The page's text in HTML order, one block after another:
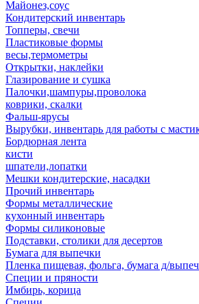
Майонез,соус
Кондитерский инвентарь
Топперы, свечи
Пластиковые формы
весы,термометры
Открытки, наклейки
Глазирование и сушка
Палочки,шампуры,проволока
коврики, скалки
Фальш-ярусы
Вырубки, инвентарь для работы с
Бордюрная лента
кисти
шпатели,лопатки
Мешки кондитерские, насадки
Прочий инвентарь
Формы металлические
кухонный инвентарь
Формы силиконовые
Подставки, столики для десертов
Бумага для выпечки
Пленка пищевая, фольга, бумага д/
Специи и пряности
Имбирь, корица